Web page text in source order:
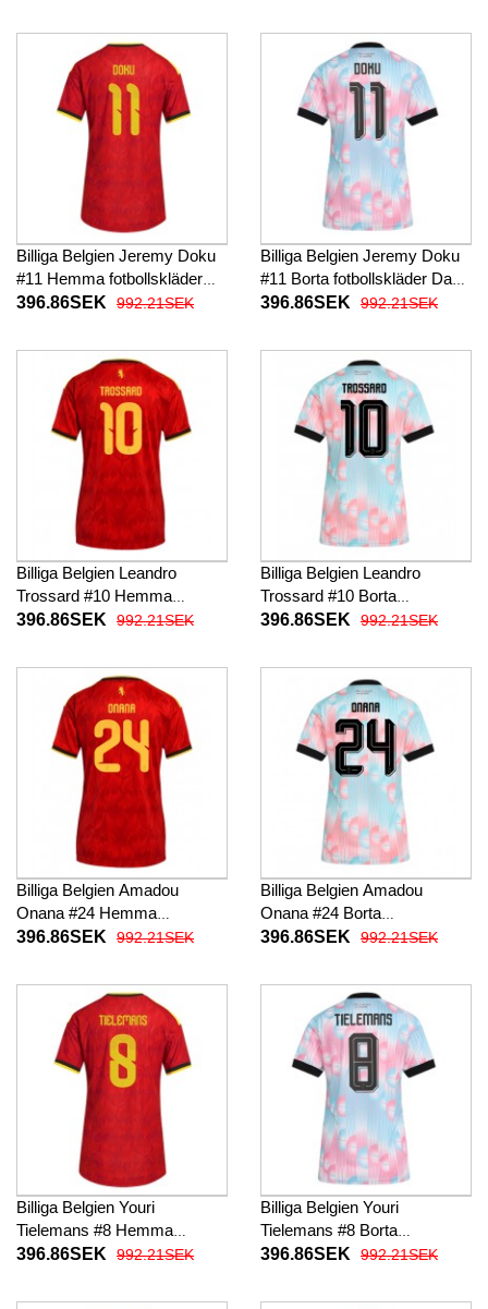
Billiga Belgien Jeremy Doku
#11 Hemma fotbollskläder
Dam VM 2026 Kortärmad
396.86SEK 992.21SEK
Billiga Belgien Jeremy Doku
#11 Borta fotbollskläder Dam
VM 2026 Kortärmad
396.86SEK 992.21SEK
Billiga Belgien Leandro
Trossard #10 Hemma
fotbollskläder Dam VM 2026
396.86SEK 992.21SEK
Billiga Belgien Leandro
Trossard #10 Borta
fotbollskläder Dam VM 2026
396.86SEK 992.21SEK
Billiga Belgien Amadou
Onana #24 Hemma
fotbollskläder Dam VM 2026
396.86SEK 992.21SEK
Billiga Belgien Amadou
Onana #24 Borta
fotbollskläder Dam VM 2026
396.86SEK 992.21SEK
Billiga Belgien Youri
Tielemans #8 Hemma
fotbollskläder Dam VM 2026
396.86SEK 992.21SEK
Billiga Belgien Youri
Tielemans #8 Borta
fotbollskläder Dam VM 2026
396.86SEK 992.21SEK